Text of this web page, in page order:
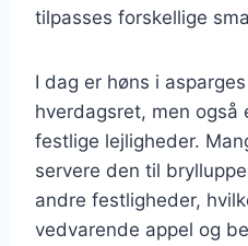
tilpasses forskellige
I dag er høns i
hverdagsret, men
festlige lejligheder.
servere den til
andre festligheder,
vedvarende appel og